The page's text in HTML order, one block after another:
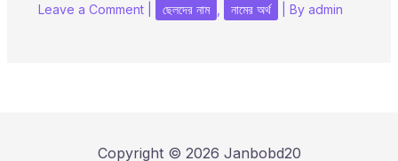
Leave a Comment ছেলদের নাম নামের অর্থ | By admin
Copyright © 2026 Janbobd20